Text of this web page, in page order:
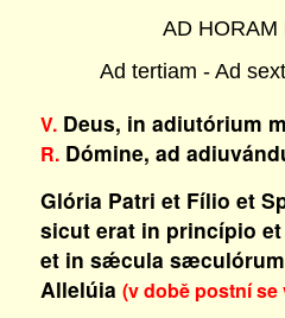
AD HORAM
Ad tertiam - Ad
V.Deus, in adiutórium
R.Dómine, ad
Glória Patri et Fílio et
sicut erat in princípio
et in sǽcula
Allelúia (v době postní se